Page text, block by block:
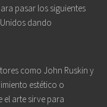
pasar los siguientes
dando
como John Ruskin y
estético o
el arte sirve para